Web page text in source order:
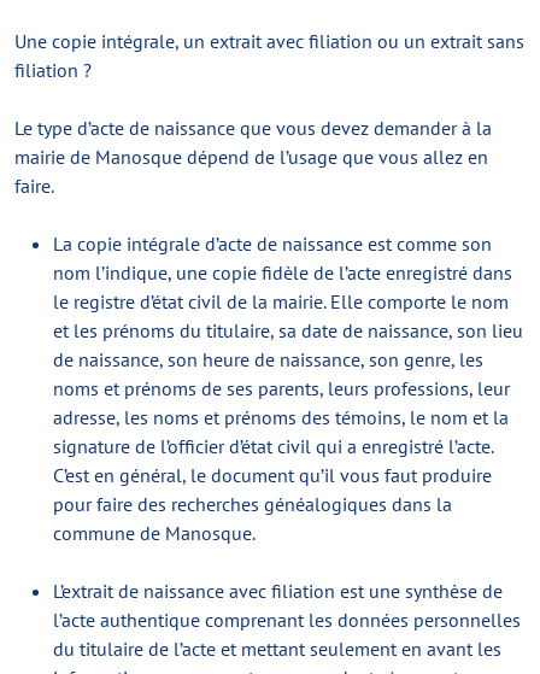
Une copie intégrale, un extrait avec filiation ou un extrait sans
filiation ?
Le type d’acte de naissance que vous devez demander à la
mairie de Manosque dépend de l’usage que vous allez en
faire.
La copie intégrale d’acte de naissance est comme son
nom l’indique, une copie fidèle de l’acte enregistré dans
le registre d’état civil de la mairie. Elle comporte le nom
et les prénoms du titulaire, sa date de naissance, son lieu
de naissance, son heure de naissance, son genre, les
noms et prénoms de ses parents, leurs professions, leur
adresse, les noms et prénoms des témoins, le nom et la
signature de l’officier d’état civil qui a enregistré l’acte.
C’est en général, le document qu’il vous faut produire
pour faire des recherches généalogiques dans la
commune de Manosque.
L’extrait de naissance avec filiation est une synthèse de
l’acte authentique comprenant les données personnelles
du titulaire de l’acte et mettant seulement en avant les